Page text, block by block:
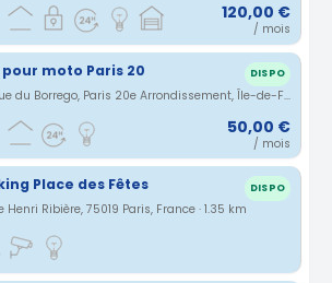
120,00 €
/ mois
pour moto Paris 20 DISPO
22 Rue du Borrego, Paris 20e Arrondissement, Île-de-France, France · 1.33 km
50,00 €
/ mois
Place des Fêtes DISPO
Henri Ribière, 75019 Paris, France · 1.35 km